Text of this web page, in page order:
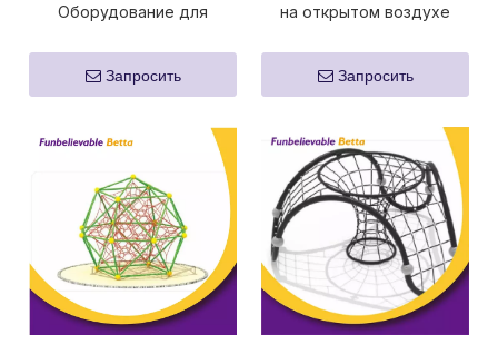
Оборудование для
площадок Детское
оборудование для
уличных игровых
площадок Открытая
игровая площадка
Запросить
на открытом воздухе
Park ECT.
Запросить